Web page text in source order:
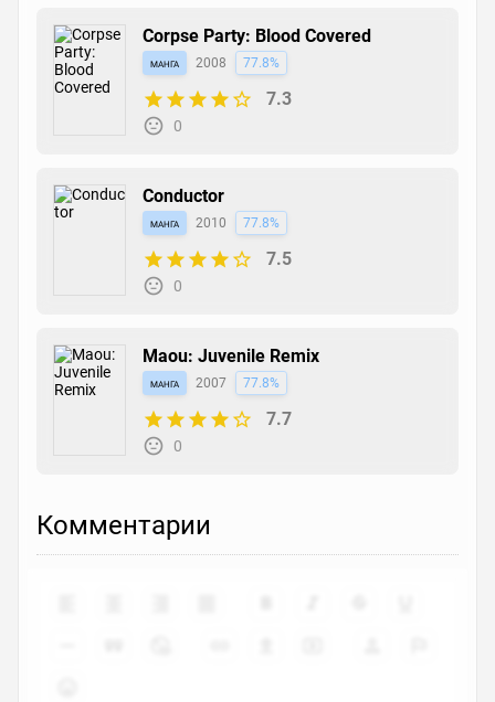
Corpse Party: Blood Covered
манга 2008 77.8%
7.3
0
Conductor
манга 2010 77.8%
7.5
0
Maou: Juvenile Remix
манга 2007 77.8%
7.7
0
Комментарии